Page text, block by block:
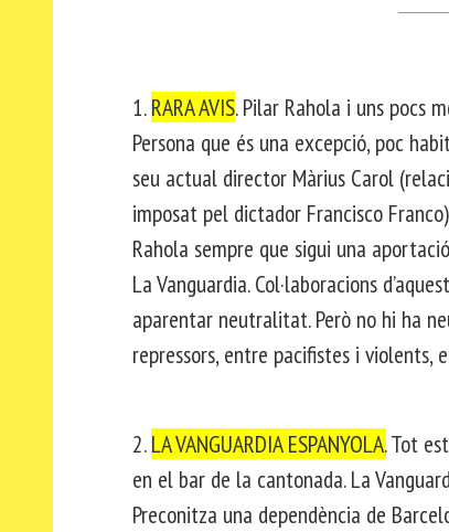
1.RARA AVIS. Pilar Rahola i uns pocs
Persona que és una excepció, poc
seu actual director Màrius Carol
imposat pel dictador Francisco
Rahola sempre que sigui una
La Vanguardia. Col·laboracions
aparentar neutralitat. Però no hi ha
repressors, entre pacifistes i
2.LA VANGUARDIA ESPANYOLA.Tot
en el bar de la cantonada. La
Preconitza una dependència de